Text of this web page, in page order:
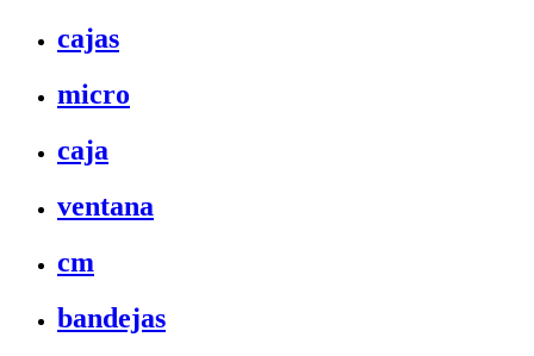
cajas
micro
caja
ventana
cm
bandejas